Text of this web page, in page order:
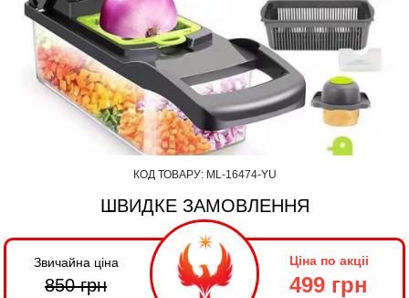
КОД ТОВАРУ: ML-16474-YU
ШВИДКЕ ЗАМОВЛЕННЯ
Звичайна ціна
850грн
Ціна по акціі
499 грн